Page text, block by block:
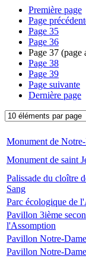
Première page
Page
Page 35
Page 36
Page 37 (page
Page 38
Page 39
Page suivante
Dernière page
Monument de
Monument de saint
Palissade du cloître
Sang
Parc écologique de
Pavillon 3ième
l'Assomption
Pavillon Notre-Dame
Pavillon Notre-